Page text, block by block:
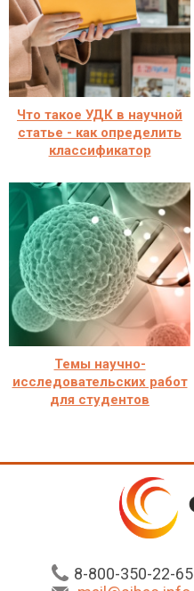
Что такое УДК в научной
статье - как определить
классификатор
Темы научно-
исследовательских работ
для студентов
8-800-350-22-65